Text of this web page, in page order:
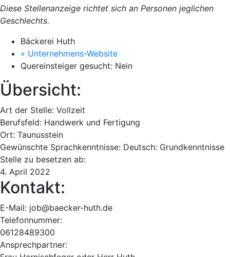
Diese Stellenanzeige richtet sich an Personen jeglichen
Geschlechts.
Bäckerei Huth
» Unternehmens-Website
Quereinsteiger gesucht: Nein
Übersicht:
Art der Stelle: Vollzeit
Berufsfeld: Handwerk und Fertigung
Ort: Taunusstein
Gewünschte Sprachkenntnisse: Deutsch: Grundkenntnisse
Stelle zu besetzen ab:
4. April 2022
Kontakt:
E-Mail: job@baecker-huth.de
Telefonnummer:
06128489300
Ansprechpartner: